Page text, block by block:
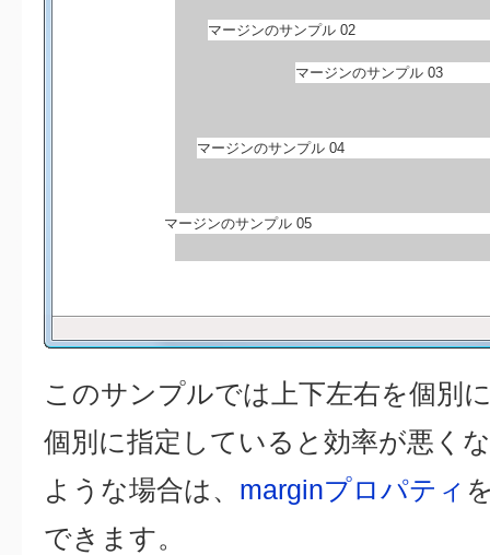
マージンのサンプル 02
マージンのサンプル 03
マージンのサンプル 04
マージンのサンプル 05
このサンプルでは上下左右を個別
個別に指定していると効率が悪く
ような場合は、 marginプロパティ
できます。